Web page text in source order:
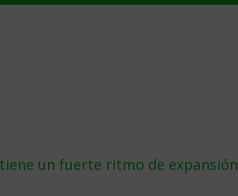
un fuerte ritmo de expansión